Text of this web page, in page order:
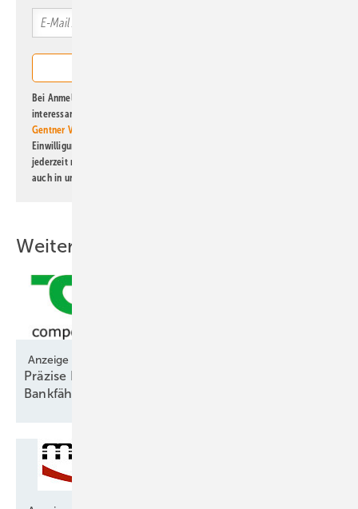
Bei Anmeldung zu diesem Newsletter bin ich damit einverstanden, über
interessante Verlags- und Online-Angebote
Gentner Verlag GmbH & Co. KG
Einwilligung kann ich jederzeit widerrufen und eine Abmeldung ist
jederzeit möglich. Informationen zum Umgang mit Daten finden Sie
auch in unserer
Weitere Inhalte
Anzeige
Präzise Prognosen entscheiden über
Bankfähigkeit